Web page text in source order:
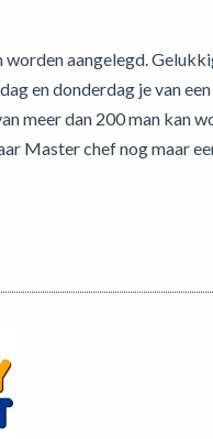
aangelegd.
en donderdag je van
meer dan 200 man kan
Master chef nog maar